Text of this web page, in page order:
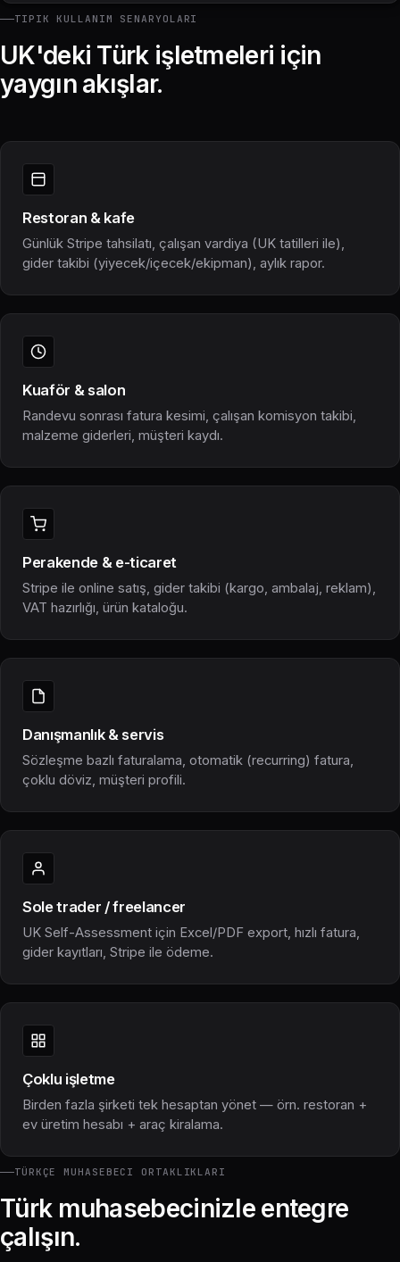
TIPIK KULLANIM SENARYOLARI
UK'deki Türk işletmeleri için
yaygın akışlar.
Restoran & kafe
Günlük Stripe tahsilatı, çalışan vardiya (UK tatilleri ile),
gider takibi (yiyecek/içecek/ekipman), aylık rapor.
Kuaför & salon
Randevu sonrası fatura kesimi, çalışan komisyon takibi,
malzeme giderleri, müşteri kaydı.
Perakende & e-ticaret
Stripe ile online satış, gider takibi (kargo, ambalaj, reklam),
VAT hazırlığı, ürün kataloğu.
Danışmanlık & servis
Sözleşme bazlı faturalama, otomatik (recurring) fatura,
çoklu döviz, müşteri profili.
Sole trader / freelancer
UK Self-Assessment için Excel/PDF export, hızlı fatura,
gider kayıtları, Stripe ile ödeme.
Çoklu işletme
Birden fazla şirketi tek hesaptan yönet — örn. restoran +
ev üretim hesabı + araç kiralama.
TÜRKÇE MUHASEBECI ORTAKLIKLARI
Türk muhasebecinizle entegre
çalışın.